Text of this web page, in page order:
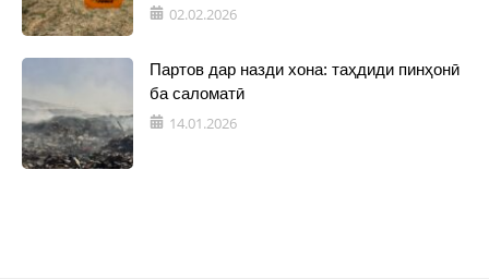
02.02.2026
Партов дар назди хона: таҳдиди пинҳонӣ
ба саломатӣ
14.01.2026